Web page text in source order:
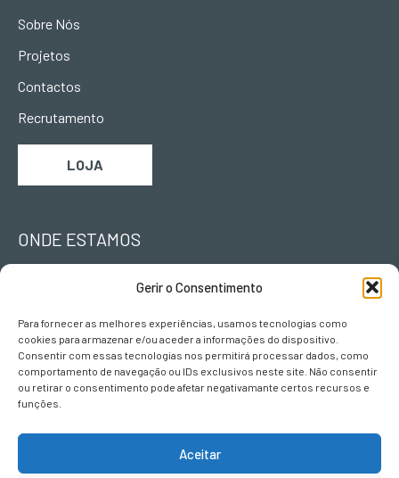
Gerir o Consentimento
Para fornecer as melhores experiências, usamos tecnologias como
cookies para armazenar e/ou aceder a informações do dispositivo.
Consentir com essas tecnologias nos permitirá processar dados, como
comportamento de navegação ou IDs exclusivos neste site. Não consentir
ou retirar o consentimento pode afetar negativamante certos recursos e
funções.
Aceitar
Sobre Nós
Projetos
Contactos
Recrutamento
LOJA
ONDE ESTAMOS
Vila Real
CONTACTOS
geral@terravivadesign.pt